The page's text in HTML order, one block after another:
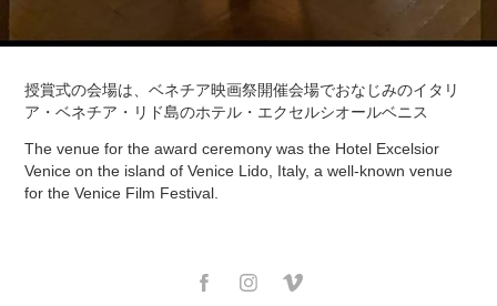
授賞式の会場は、ベネチア映画祭開催会場でおなじみのイタリ
ア・ベネチア・リド島のホテル・エクセルシオールベニス
The venue for the award ceremony was the Hotel Excelsior
Venice on the island of Venice Lido, Italy, a well-known venue
for the Venice Film Festival.